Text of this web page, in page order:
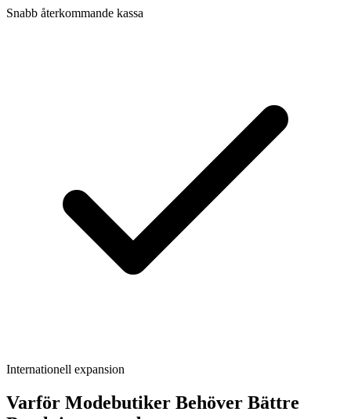
Snabb återkommande kassa
Internationell expansion
Varför Modebutiker Behöver Bättre